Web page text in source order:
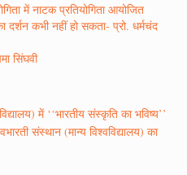
में नाटक प्रतियोगिता आयोजित
दर्शन कभी नहीं हो सकता- प्रो. धर्मचंद
सिंघवी
में ‘‘भारतीय संस्कृति का भविष्य’’
संस्थान (मान्य विश्वविद्यालय) का